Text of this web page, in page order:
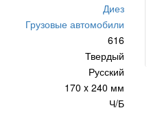
Диез
Грузовые автомобили
616
Твердый
Русский
170 x 240 мм
Ч/Б